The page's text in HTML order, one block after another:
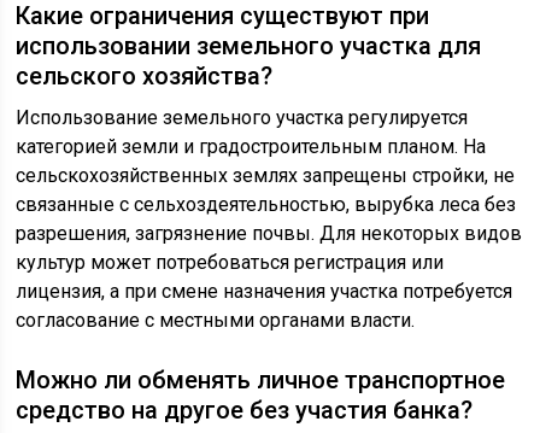
Какие ограничения существуют при
использовании земельного участка для
сельского хозяйства?
Использование земельного участка регулируется
категорией земли и градостроительным планом. На
сельскохозяйственных землях запрещены стройки, не
связанные с сельхоздеятельностью, вырубка леса без
разрешения, загрязнение почвы. Для некоторых видов
культур может потребоваться регистрация или
лицензия, а при смене назначения участка потребуется
согласование с местными органами власти.
Можно ли обменять личное транспортное
средство на другое без участия банка?